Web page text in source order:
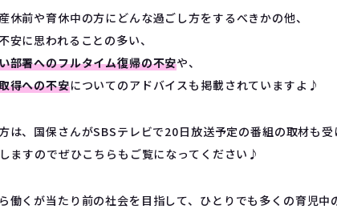
休前や育休中の方にどんな過ごし方をするべきかの他、
安に思われることの多い、
部署へのフルタイム復帰の不安や、
得への不安についてのアドバイスも掲載されていますよ♪
は、国保さんがSBSテレビで20日放送予定の番組の取材も
ますのでぜひこちらもご覧になってください♪
働くが当たり前の社会を目指して、ひとりでも多くの育児中